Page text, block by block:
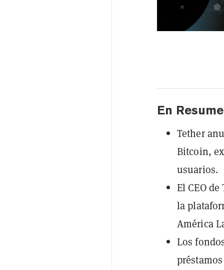
En
Tether
Bitcoin,
usuarios.
El CEO
la
América
Los